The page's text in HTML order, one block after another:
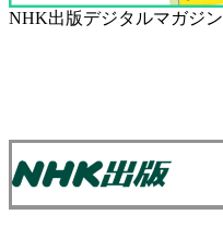
NHK出版デジタルマガジン